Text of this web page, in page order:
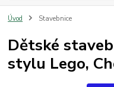
Úvod Stavebnice
Dětské
stylu Lego,